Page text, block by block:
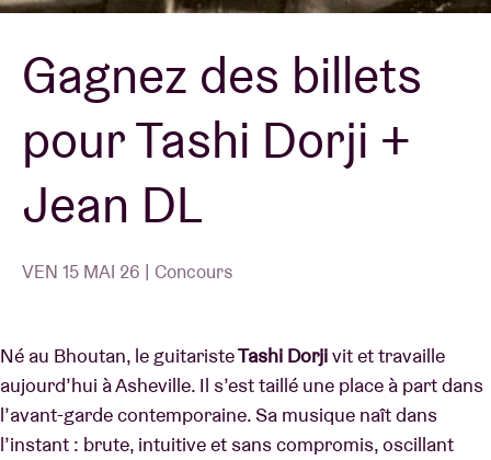
Location de salles
BRDCST
ABtv
Chèque-concert
À propos de l'AB
Gagnez des billets
pour Tashi Dorji +
Jean DL
VEN 15 MAI 26 | Concours
Né au Bhoutan, le guitaristeTashi Dorjivit et travaille
aujourd’hui à Asheville. Il s’est taillé une place à part dans
l’avant-garde contemporaine. Sa musique naît dans
l’instant : brute, intuitive et sans compromis, oscillant